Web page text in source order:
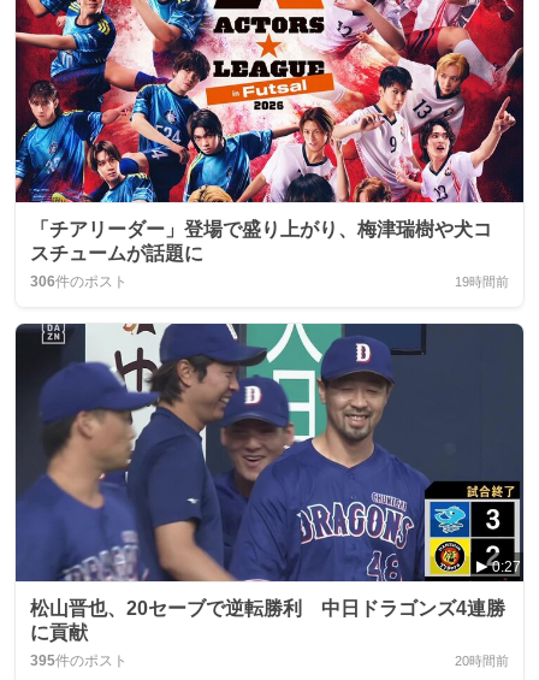
「チアリーダー」登場で盛り上がり、梅津瑞樹や犬コ
スチュームが話題に
306件のポスト 19時間前
0:27
松山晋也、20セーブで逆転勝利 中日ドラゴンズ4連勝
に貢献
395件のポスト 20時間前